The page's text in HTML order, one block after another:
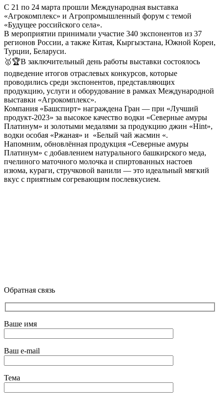
С 21 по 24 марта прошли Международная выставка
«Агрокомплекс» и Агропромышленный форум с темой
«Будущее российского села».
В мероприятии принимали участие 340 экспонентов из 37
регионов России, а также Китая, Кыргызстана, Южной Кореи,
Турции, Беларуси.
🥇🏆В заключительный день работы выставки состоялось
подведение итогов отраслевых конкурсов, которые
проводились среди экспонентов, представляющих
продукцию, услуги и оборудование в рамках Международной
выставки «Агрокомплекс».
Компания «Башспирт» награждена Гран — при «Лучший
продукт-2023» за высокое качество водки «Северные амуры
Платинум» и золотыми медалями за продукцию джин «Hint»,
водки особая «Ржаная» и «Белый чай жасмин «.
Напомним, обновлённая продукция «Северные амуры
Платинум» с добавлением натурального башкирского меда,
пчелиного маточного молочка и спиртованных настоев
изюма, кураги, стручковой ванили — это идеальный мягкий
вкус с приятным согревающим послевкусием.
Обратная связь
Ваше имя
Ваш e-mail
Тема